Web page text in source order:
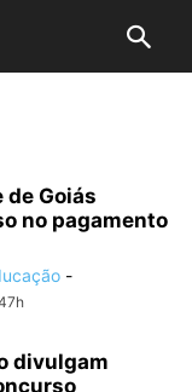
de Goiás
no pagamento
-
divulgam